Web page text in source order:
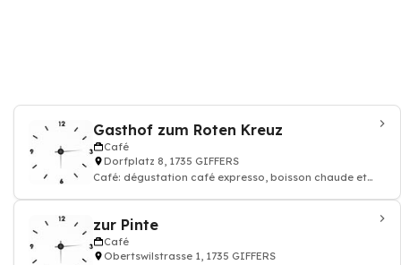
Gasthof zum Roten Kreuz
Café
Dorfplatz 8, 1735 GIFFERS
Café: dégustation café expresso, boisson chaude et
zur Pinte
Café
Obertswilstrasse 1, 1735 GIFFERS